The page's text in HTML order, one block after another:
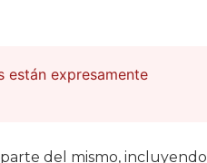
expresamente
del mismo, incluyendo